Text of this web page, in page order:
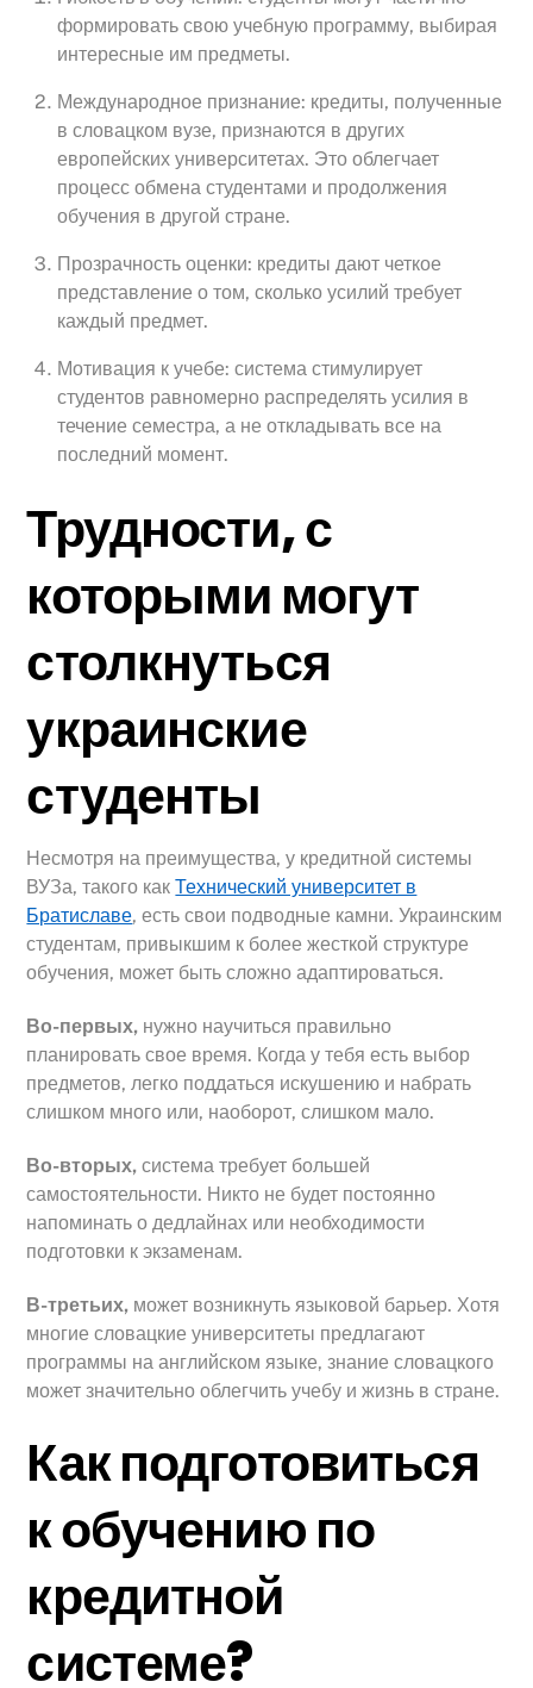
формировать свою учебную программу, выбирая
интересные им предметы.
Международное признание: кредиты, полученные
в словацком вузе, признаются в других
европейских университетах. Это облегчает
процесс обмена студентами и продолжения
обучения в другой стране.
Прозрачность оценки: кредиты дают четкое
представление о том, сколько усилий требует
каждый предмет.
Мотивация к учебе: система стимулирует
студентов равномерно распределять усилия в
течение семестра, а не откладывать все на
последний момент.
Трудности, с
которыми могут
столкнуться
украинские
студенты
Несмотря на преимущества, у кредитной системы
ВУЗа, такого какТехнический университет в
Братиславе, есть свои подводные камни. Украинским
студентам, привыкшим к более жесткой структуре
обучения, может быть сложно адаптироваться.
Во-первых, нужно научиться правильно
планировать свое время. Когда у тебя есть выбор
предметов, легко поддаться искушению и набрать
слишком много или, наоборот, слишком мало.
Во-вторых, система требует большей
самостоятельности. Никто не будет постоянно
напоминать о дедлайнах или необходимости
подготовки к экзаменам.
В-третьих, может возникнуть языковой барьер. Хотя
многие словацкие университеты предлагают
программы на английском языке, знание словацкого
может значительно облегчить учебу и жизнь в стране.
Как подготовиться
к обучению по
кредитной
системе?